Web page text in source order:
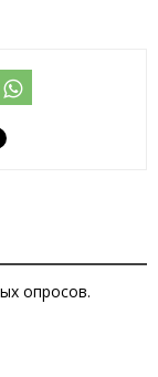
опросов.